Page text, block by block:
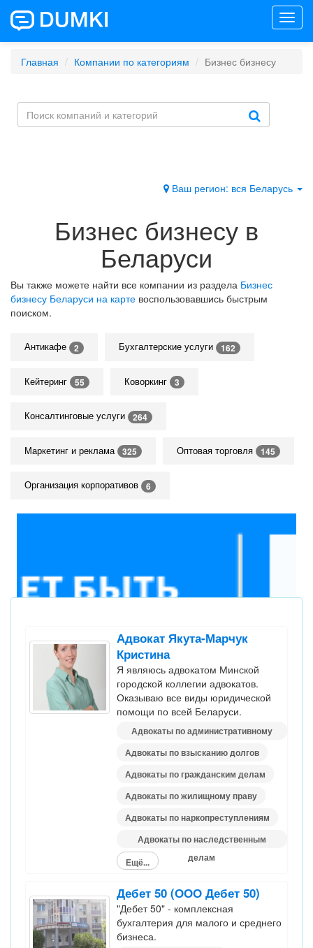
Главная Компании по категориям Бизнес бизнесу
Ваш регион: вся Беларусь
Бизнес бизнесу в
Беларуси
Вы также можете найти все компании из раздела Бизнес
бизнесу Беларуси на карте воспользовавшись быстрым
поиском.
Антикафе 2 Бухгалтерские услуги 162
Кейтеринг 55 Коворкинг 3
Консалтинговые услуги 264
Маркетинг и реклама 325 Оптовая торговля 145
Организация корпоративов 6
Адвокат Якута-Марчук
Кристина
Я являюсь адвокатом Минской
городской коллегии адвокатов.
Оказываю все виды юридической
помощи по всей Беларуси.
Адвокаты по административному
праву
Адвокаты по взысканию долгов
Адвокаты по гражданским делам
Адвокаты по жилищному праву
Адвокаты по наркопреступлениям
Адвокаты по наследственным
делам
Ещё...
Дебет 50 (ООО Дебет 50)
"Дебет 50" - комплексная
бухгалтерия для малого и среднего
бизнеса.